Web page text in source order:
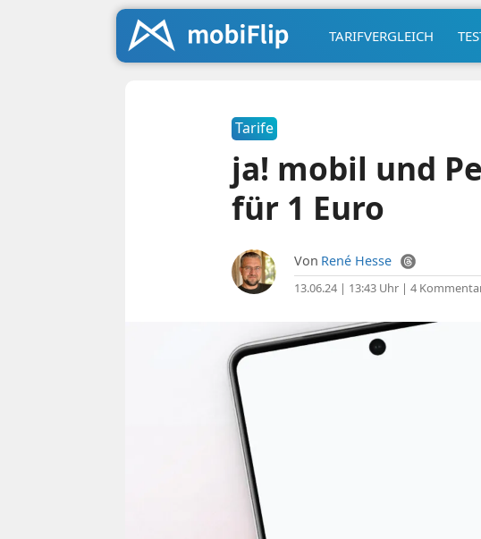
TARIFVERGLEICH
Tarife
ja! mobil und
für 1 Euro
Von René Hesse
13.06.24 | 13:43 Uhr| 4